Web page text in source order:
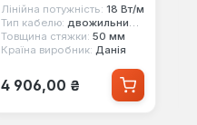
Лінійна потужність: 18 Вт/м
Тип кабелю: двожильний екранований
Товщина стяжки: 50 мм
Країна виробник: Данія
Звичайна ціна:
4 906,00 ₴